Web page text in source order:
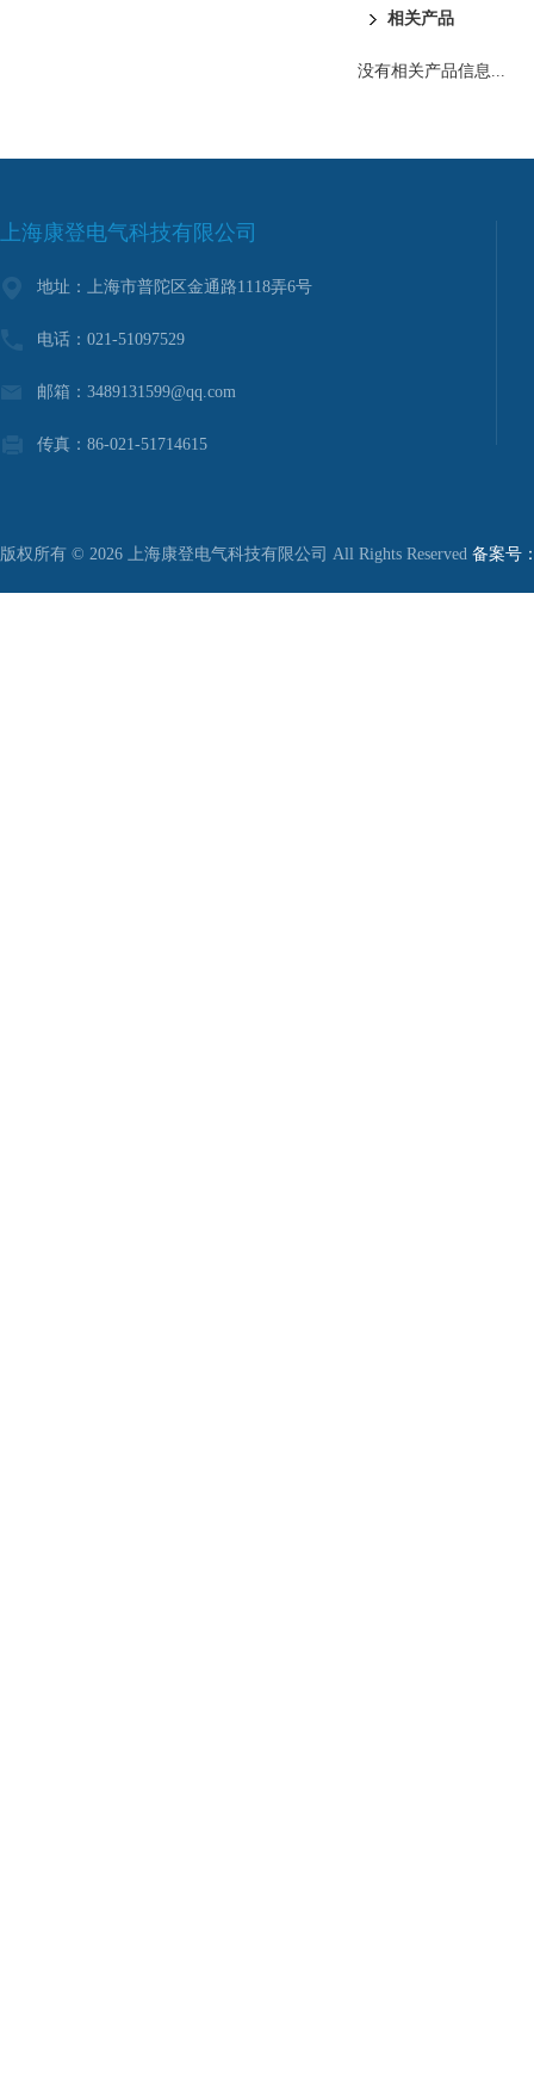
相关产品
没有相关产品信息...
上海康登电气科技有限公司
地址：上海市普陀区金通路1118弄6号
电话：021-51097529
邮箱：3489131599@qq.com
传真：86-021-51714615
版权所有 © 2026 上海康登电气科技有限公司 All Rights Reserved 备案号